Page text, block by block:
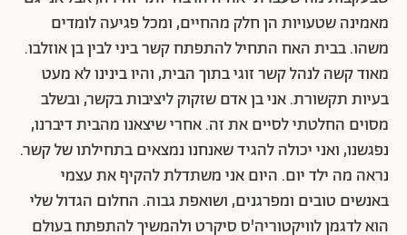
מאמינה שטעויות הן חלק מהחיים, ומכל פגיעה לומדים
משהו. בבית האח התחיל להתפתח קשר ביני לבין בן אוזלבו.
מאוד קשה לנהל קשר זוגי בתוך הבית, והיו בינינו לא מעט
בעיות תקשורת. אני בן אדם שזקוק ליציבות בקשר, ובשלב
מסוים החלטתי לסיים את זה. אחרי שיצאנו מהבית דיברנו,
נפגשנו, ואני יכולה להגיד שאנחנו נמצאים בתחילתו של קשר.
נראה מה ילד יום. היום אני משתדלת להקיף את עצמי
באנשים טובים ומפרגנים, ושואפת גבוה. החלום הגדול שלי
הוא לדגמן לוויקטוריה'ס סיקרט ולהמשיך להתפתח בעולם